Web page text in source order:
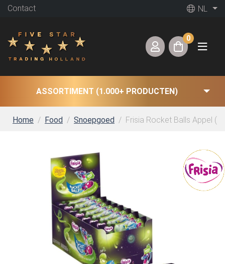
Contact NL
0
ASSORTIMENT (1.000+ PRODUCTEN)
Home Food Snoepgoed Frisia Rocket Balls Appel